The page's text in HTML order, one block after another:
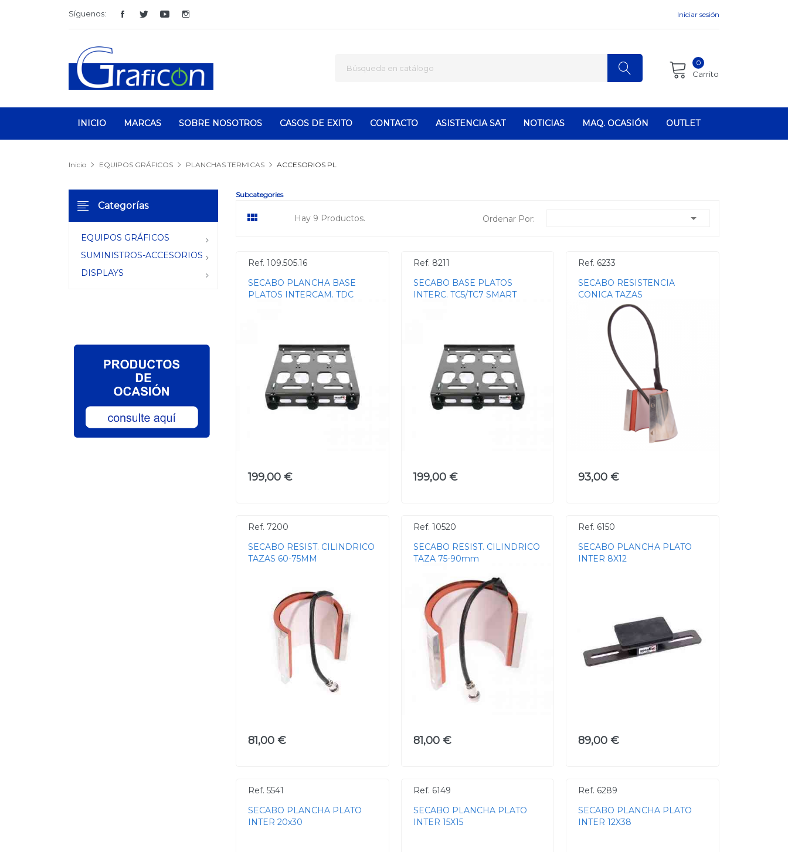
Síguenos: Iniciar sesión
0
Carrito
INICIO MARCAS SOBRE NOSOTROS CASOS DE EXITO CONTACTO ASISTENCIA SAT NOTICIAS MAQ. OCASIÓN OUTLET
Inicio EQUIPOS GRÁFICOS PLANCHAS TERMICAS ACCESORIOS PL
Categorías
EQUIPOS GRÁFICOS
SUMINISTROS-ACCESORIOS
DISPLAYS
Subcategories
 Hay 9 Productos. Ordenar Por: 
Ref. 109.505.16
SECABO PLANCHA BASE
PLATOS INTERCAM. TDC
199,00 €
Ref. 8211
SECABO BASE PLATOS
INTERC. TC5/TC7 SMART
199,00 €
Ref. 6233
SECABO RESISTENCIA
CONICA TAZAS
93,00 €
Ref. 7200
SECABO RESIST. CILINDRICO
TAZAS 60-75MM
81,00 €
Ref. 10520
SECABO RESIST. CILINDRICO
TAZA 75-90mm
81,00 €
Ref. 6150
SECABO PLANCHA PLATO
INTER 8X12
89,00 €
Ref. 5541
SECABO PLANCHA PLATO
INTER 20x30
Ref. 6149
SECABO PLANCHA PLATO
INTER 15X15
Ref. 6289
SECABO PLANCHA PLATO
INTER 12X38